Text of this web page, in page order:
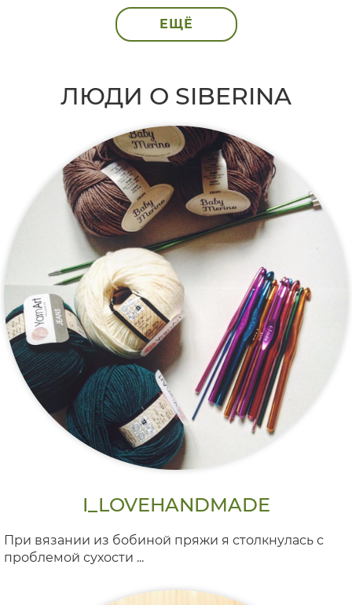
ЕЩЁ
ЛЮДИ О SIBERINA
I_LOVEHANDMADE
При вязании из бобиной пряжи я столкнулась с
проблемой сухости ...